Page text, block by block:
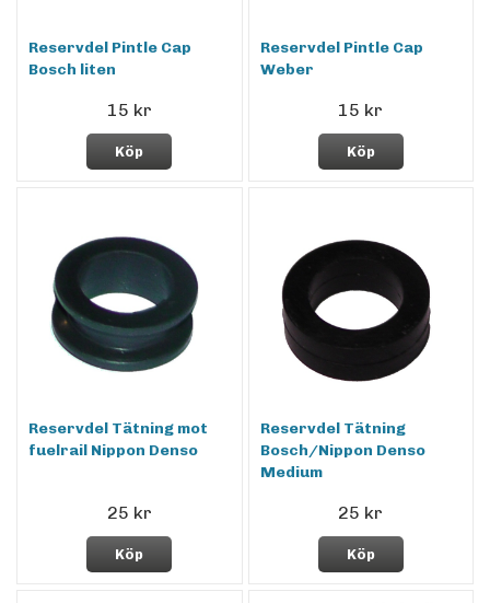
Reservdel Pintle Cap
Bosch liten
15 kr
Köp
Reservdel Pintle Cap
Weber
15 kr
Köp
Reservdel Tätning mot
fuelrail Nippon Denso
25 kr
Köp
Reservdel Tätning
Bosch/Nippon Denso
Medium
25 kr
Köp